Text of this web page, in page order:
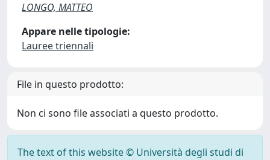
LONGO, MATTEO
Appare nelle tipologie:
Lauree triennali
File in questo prodotto:
Non ci sono file associati a questo prodotto.
The text of this website © Università degli studi di